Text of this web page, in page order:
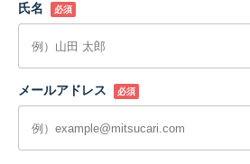
氏名 必須
メールアドレス 必須